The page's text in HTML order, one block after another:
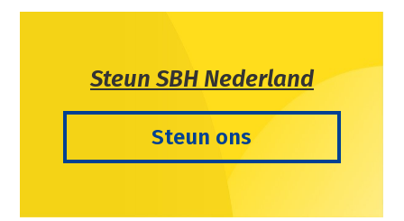
Steun SBH Nederland
Steun ons